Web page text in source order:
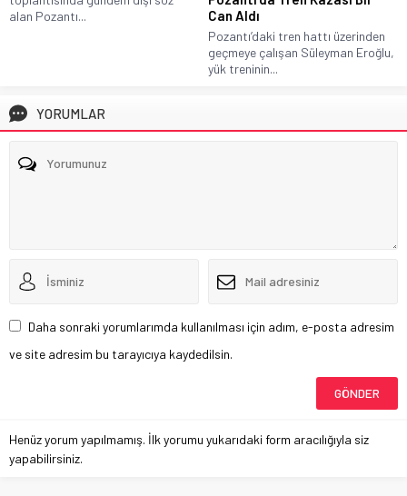
alan Pozantı...
Can Aldı
Pozantı’daki tren hattı üzerinden
geçmeye çalışan Süleyman Eroğlu,
yük treninin...
YORUMLAR
Daha sonraki yorumlarımda kullanılması için adım, e-posta adresim
ve site adresim bu tarayıcıya kaydedilsin.
Henüz yorum yapılmamış. İlk yorumu yukarıdaki form aracılığıyla siz
yapabilirsiniz.